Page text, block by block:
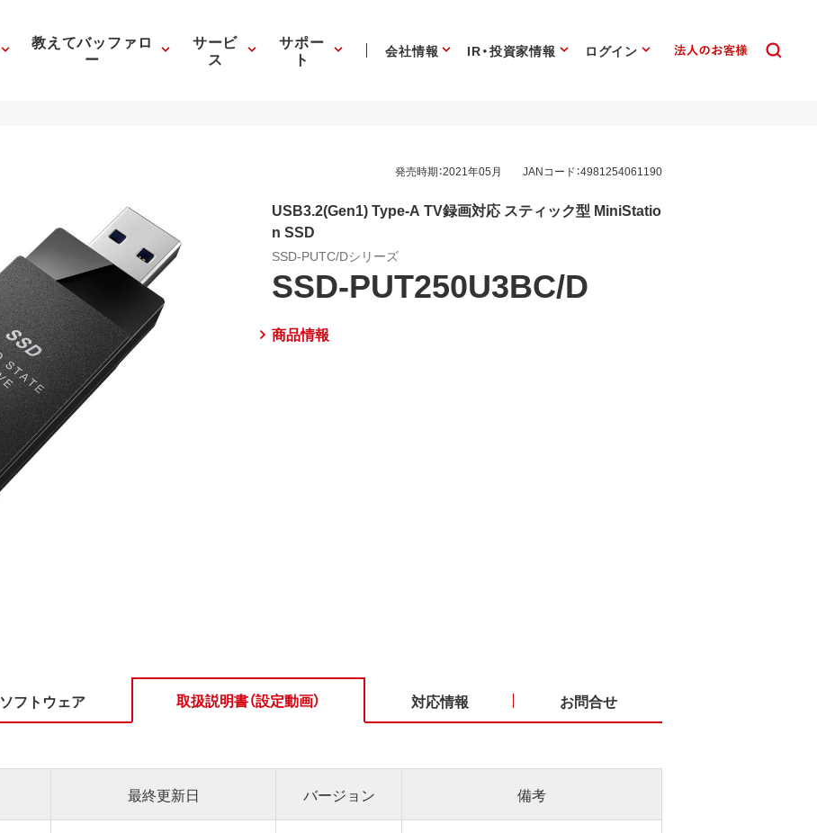
教えてバッファロ
ー
サービ
ス
サポー
ト 会社情報 IR・投資家情報 ログイン
発売時期：2021年05月 JANコード：4981254061190
USB3.2(Gen1) Type-A TV録画対応 スティック型 MiniStatio
n SSD
SSD-PUTC/Dシリーズ
SSD-PUT250U3BC/D
商品情報
ソフトウェア 取扱説明書（設定動画） 対応情報 お問合せ
最終更新日 バージョン 備考